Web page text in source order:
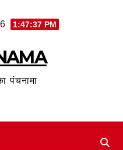
1:47:38 PM
पंचनामा